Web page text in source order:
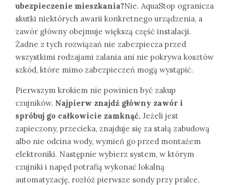
ubezpieczenie mieszkania?Nie. AquaStop ogranicza
skutki niektórych awarii konkretnego urządzenia, a
zawór główny obejmuje większą część instalacji.
Żadne z tych rozwiązań nie zabezpiecza przed
wszystkimi rodzajami zalania ani nie pokrywa kosztów
szkód, które mimo zabezpieczeń mogą wystąpić.
Pierwszym krokiem nie powinien być zakup
czujników. Najpierw znajdź główny zawór i
spróbuj go całkowicie zamknąć. Jeżeli jest
zapieczony, przecieka, znajduje się za stałą zabudową
albo nie odcina wody, wymień go przed montażem
elektroniki. Następnie wybierz system, w którym
czujniki i napęd potrafią wykonać lokalną
automatyzację, rozłóż pierwsze sondy przy pralce,